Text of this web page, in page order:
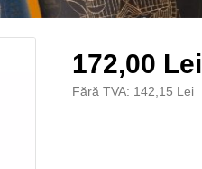
172,00 Lei
Fără TVA: 142,15 Lei